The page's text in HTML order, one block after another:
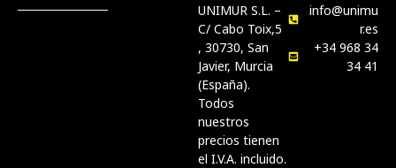
UNIMUR S.L. –
C/ Cabo Toix,5
, 30730, San
Javier, Murcia
(España).
Todos
nuestros
precios tienen
el I.V.A. incluido.
info@unimu
r.es
+34 968 34
34 41